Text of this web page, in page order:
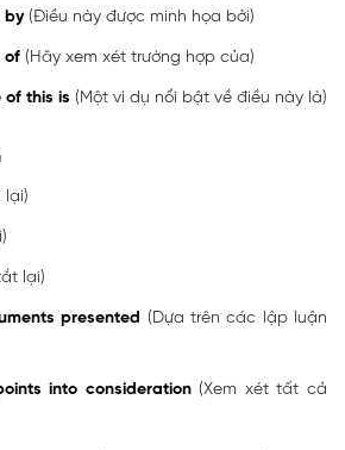
by(Điều này được minh họa bởi)
of (Hãy xem xét trường hợp của)
of this is (Một ví dụ nổi bật về điều này là)
lại)
lại)
presented (Dựa trên các lập luận
into consideration(Xem xét tất cả